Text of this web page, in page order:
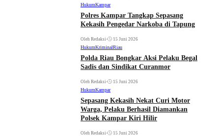
HukumKampar
Polres Kampar Tangkap Sepasang
Kekasih Pengedar Narkoba di Tapung
Oleh Redaksi • 15 Juni 2026
HukumKriminalRiau
Polda Riau Bongkar Aksi Pelaku Begal
Sadis dan Sindikat Curanmor
Oleh Redaksi • 15 Juni 2026
HukumKampar
Sepasang Kekasih Nekat Curi Motor
Warga, Pelaku Berhasil Diamankan
Polsek Kampar Kiri Hilir
Oleh Redaksi • 15 Juni 2026